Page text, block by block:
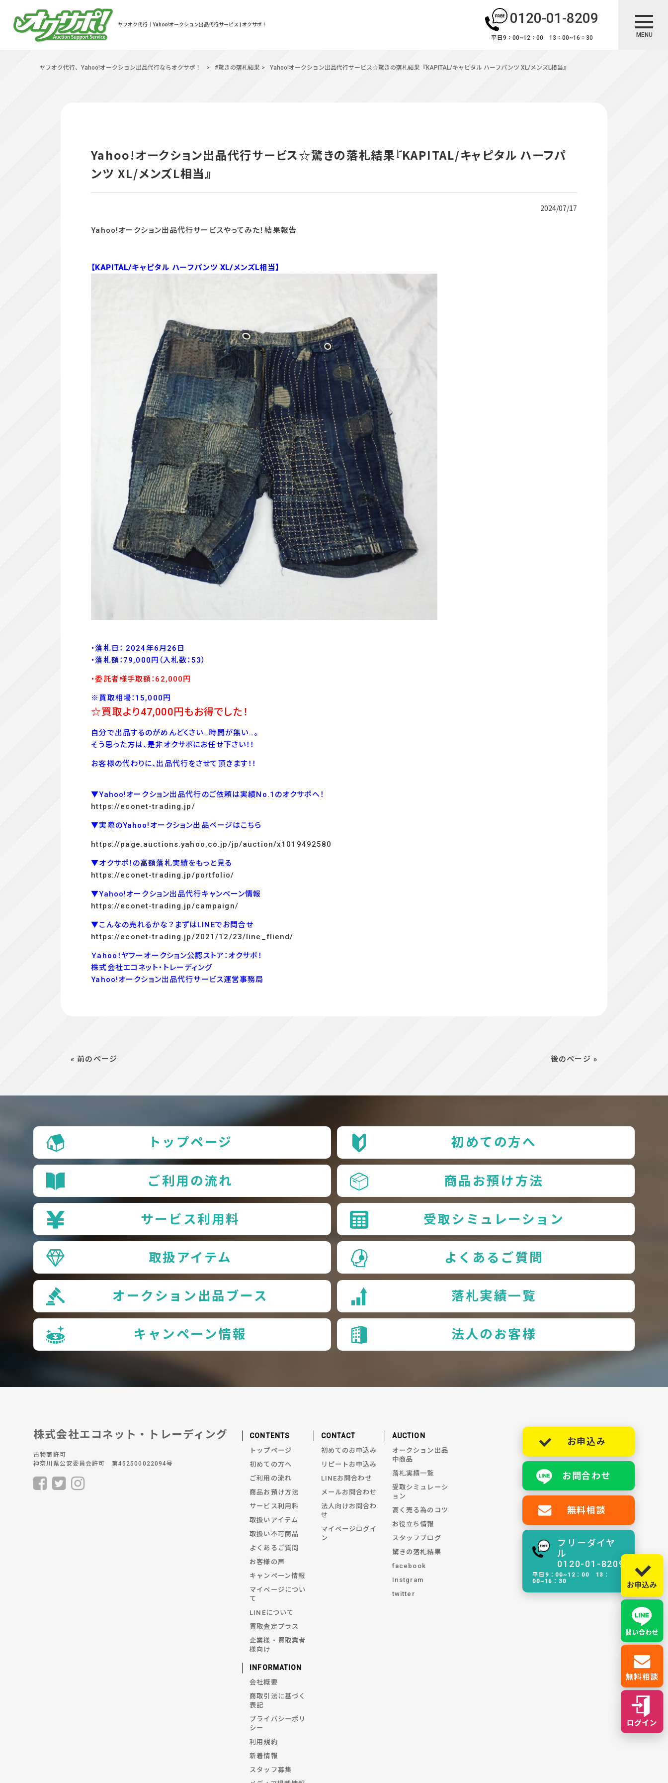
ヤフオク代行｜Yahoo!オークション出品代行サービス | オクサポ！ 0120-01-8209
平日9：00~12：00 13：00~16：30 MENU
ヤフオク代行、Yahoo!オークション出品代行ならオクサポ！ > #驚きの落札結果 > Yahoo!オークション出品代行サービス☆驚きの落札結果『KAPITAL/キャピタル ハーフパンツ XL/メンズL相当』
Yahoo!オークション出品代行サービス☆驚きの落札結果『KAPITAL/キャピタル ハーフパ
ンツ XL/メンズL相当』
2024/07/17
Yahoo!オークション出品代行サービスやってみた！結果報告
【KAPITAL/キャピタル ハーフパンツ XL/メンズL相当】
・落札日： 2024年6月26日
・落札額：79,000 円 （入札数：53）
・委託者様手取額：62,000 円
※買取相場：15,000円
☆買取より47,000円もお得でした！
自分で出品するのがめんどくさい…時間が無い…。
そう思った方は、是非オクサポにお任せ下さい！！
お客様の代わりに、出品代行をさせて頂きます！！
▼Yahoo!オークション出品代行のご依頼は実績No.1のオクサポへ！
https://econet-trading.jp/
▼実際のYahoo!オークション出品ページはこちら
https://page.auctions.yahoo.co.jp/jp/auction/x1019492580
▼オクサポ！の高額落札実績をもっと見る
https://econet-trading.jp/portfolio/
▼Yahoo!オークション出品代行キャンペーン情報
https://econet-trading.jp/campaign/
▼こんなの売れるかな？まずはLINEでお問合せ
https://econet-trading.jp/2021/12/23/line_fliend/
Ｙahoo！ヤフーオークション公認ストア：オクサポ！
株式会社エコネット・トレーディング
Yahoo!オークション出品代行サービス運営事務局
« 前のページ 後のページ »
トップページ 初めての方へ
ご利用の流れ 商品お預け方法
サービス利用料 受取シミュレーション
取扱アイテム よくあるご質問
オークション出品ブース 落札実績一覧
キャンペーン情報 法人のお客様
株式会社エコネット・トレーディング
古物商許可
神奈川県公安委員会許可 第452500022094号
CONTENTS
トップページ
初めての方へ
ご利用の流れ
商品お預け方法
サービス利用料
取扱いアイテム
取扱い不可商品
よくあるご質問
お客様の声
キャンペーン情報
マイページについ
て
LINEについて
買取査定プラス
企業様・買取業者
様向け
CONTACT
初めてのお申込み
リピートお申込み
LINEお問合わせ
メールお問合わせ
法人向けお問合わ
せ
マイページログイ
ン
AUCTION
オークション出品
中商品
落札実績一覧
受取シミュレーシ
ョン
高く売る為のコツ
お役立ち情報
スタッフブログ
驚きの落札結果
facebook
Instgram
twitter
INFORMATION
会社概要
商取引法に基づく
表記
プライバシーポリ
シー
利用規約
新着情報
スタッフ募集
お申込み
お問合わせ
無料相談
フリーダイヤ
ル
0120-01-8209
平日9：00~12：00 13：
00~16：30